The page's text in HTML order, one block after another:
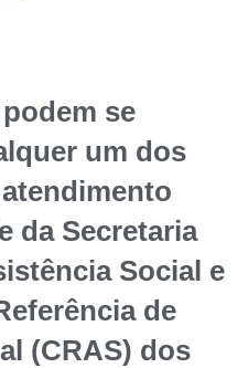
se
um dos
da Secretaria
Social e
de
(CRAS) dos